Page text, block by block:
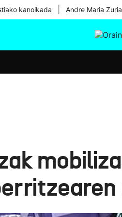
kanoikada Andre Maria